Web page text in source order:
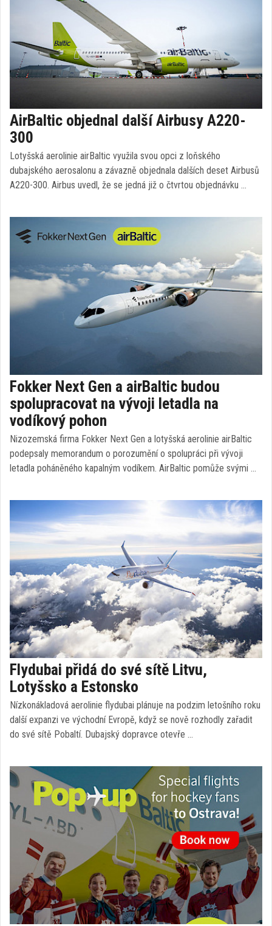
AirBaltic objednal další Airbusy A220-
300
Lotyšská aerolinie airBaltic využila svou opci z loňského
dubajského aerosalonu a závazně objednala dalších deset Airbusů
A220-300. Airbus uvedl, že se jedná již o čtvrtou objednávku …
Fokker Next Gen a airBaltic budou
spolupracovat na vývoji letadla na
vodíkový pohon
Nizozemská firma Fokker Next Gen a lotyšská aerolinie airBaltic
podepsaly memorandum o porozumění o spolupráci při vývoji
letadla poháněného kapalným vodíkem. AirBaltic pomůže svými …
Flydubai přidá do své sítě Litvu,
Lotyšsko a Estonsko
Nízkonákladová aerolinie flydubai plánuje na podzim letošního roku
další expanzi ve východní Evropě, když se nově rozhodly zařadit
do své sítě Pobaltí. Dubajský dopravce otevře …